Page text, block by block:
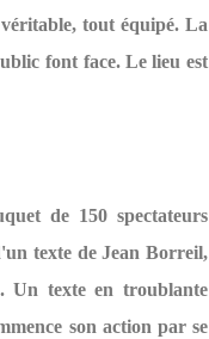
tout équipé. La
font face. Le lieu est
de 150 spectateurs
texte de Jean Borreil,
Un texte en troublante
son action par se